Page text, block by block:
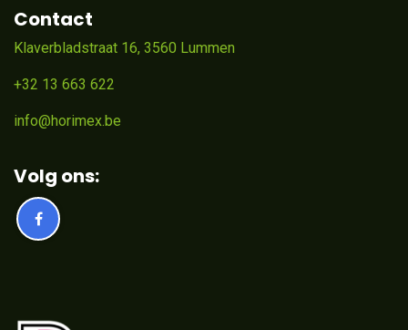
Contact
Klaverbladstraat 16, 3560 Lummen
+32 13 663 622
info@horimex.be
Volg ons: